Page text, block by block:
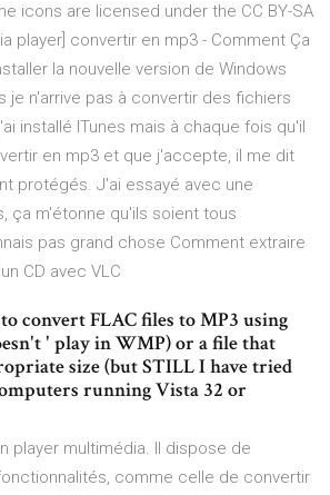
icons are licensed under the CC BY-SA
player] convertir en mp3 - Comment Ça
la nouvelle version de Windows
je n'arrive pas à convertir des fichiers
installé ITunes mais à chaque fois qu'il
en mp3 et que j'accepte, il me dit
protégés. J'ai essayé avec une
ça m'étonne qu'ils soient tous
pas grand chose Comment extraire
CD avec VLC
convert FLAC files to MP3 using
' play in WMP) or a file that
size (but STILL I have tried
running Vista 32 or
player multimédia. Il dispose de
comme celle de convertir